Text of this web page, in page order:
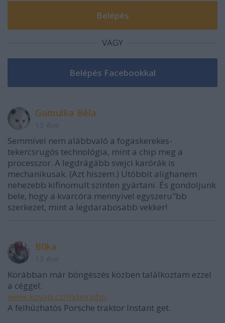
VAGY
Gomulka Béla
Semmivel nem alábbvaló a fogaskerekes-
tekercsrugós technológia, mint a chip meg a
processzor. A legdrágább svejci karórák is
mechanikusak. (Azt hiszem.) Utóbbit alighanem
nehezebb kifinomult szinten gyártani. És gondoljunk
bele, hogy a kvarcóra mennyivel egyszeru"bb
szerkezet, mint a legdarabosabb vekker!
B0ka
Korábban már böngészés közben találkoztam ezzel
a céggel:
www.kovap.cz/index.php
A felhúzhatós Porsche traktor Instant get.